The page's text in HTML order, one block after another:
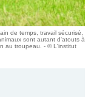
de temps, travail sécurisé,
sont autant d'atouts à
au troupeau. - © L'institut